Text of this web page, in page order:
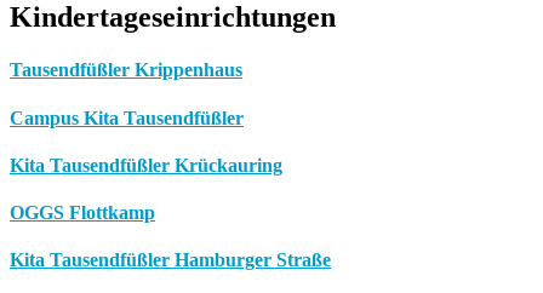
Kindertageseinrichtungen
Tausendfüßler Krippenhaus
Campus Kita Tausendfüßler
Kita Tausendfüßler Krückauring
OGGS Flottkamp
Kita Tausendfüßler Hamburger Straße